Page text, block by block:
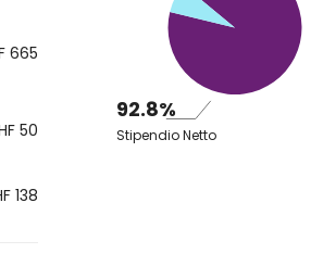
665
50
138
92.8%
Stipendio Netto